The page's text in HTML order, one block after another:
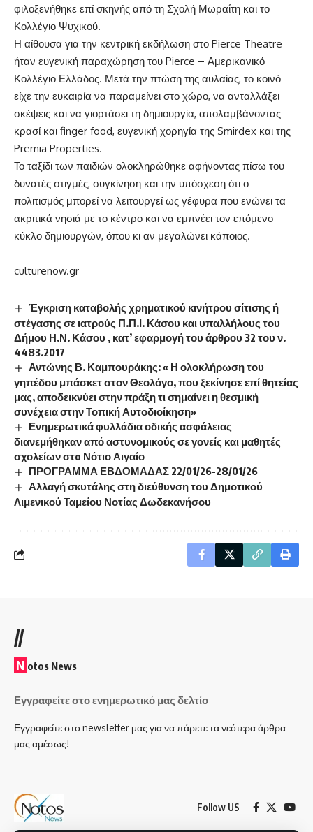
φιλοξενήθηκε επί σκηνής από τη Σχολή Μωραΐτη και το
Κολλέγιο Ψυχικού.
Η αίθουσα για την κεντρική εκδήλωση στο Pierce Theatre
ήταν ευγενική παραχώρηση του Pierce – Αμερικανικό
Κολλέγιο Ελλάδος. Μετά την πτώση της αυλαίας, το κοινό
είχε την ευκαιρία να παραμείνει στο χώρο, να ανταλλάξει
σκέψεις και να γιορτάσει τη δημιουργία, απολαμβάνοντας
κρασί και finger food, ευγενική χορηγία της Smirdex και της
Premia Properties.
Το ταξίδι των παιδιών ολοκληρώθηκε αφήνοντας πίσω του
δυνατές στιγμές, συγκίνηση και την υπόσχεση ότι ο
πολιτισμός μπορεί να λειτουργεί ως γέφυρα που ενώνει τα
ακριτικά νησιά με το κέντρο και να εμπνέει τον επόμενο
κύκλο δημιουργών, όπου κι αν μεγαλώνει κάποιος.
culturenow.gr
Έγκριση καταβολής χρηματικού κινήτρου σίτισης ή
στέγασης σε ιατρούς Π.Π.Ι. Κάσου και υπαλλήλους του
Δήμου Η.Ν. Κάσου , κατ’ εφαρμογή του άρθρου 32 του ν.
4483.2017
Αντώνης Β. Καμπουράκης: « Η ολοκλήρωση του
γηπέδου μπάσκετ στον Θεολόγο, που ξεκίνησε επί θητείας
μας, αποδεικνύει στην πράξη τι σημαίνει η θεσμική
συνέχεια στην Τοπική Αυτοδιοίκηση»
Ενημερωτικά φυλλάδια οδικής ασφάλειας
διανεμήθηκαν από αστυνομικούς σε γονείς και μαθητές
σχολείων στo Νότιο Αιγαίο
ΠΡΟΓΡΑΜΜΑ ΕΒΔΟΜΑΔΑΣ 22/01/26-28/01/26
Αλλαγή σκυτάλης στη διεύθυνση του Δημοτικού
Λιμενικού Ταμείου Νοτίας Δωδεκανήσου
//
N otos News
Εγγραφείτε στο ενημερωτικό μας δελτίο
Εγγραφείτε στο newsletter μας για να πάρετε τα νεότερα άρθρα
μας αμέσως!
Follow US